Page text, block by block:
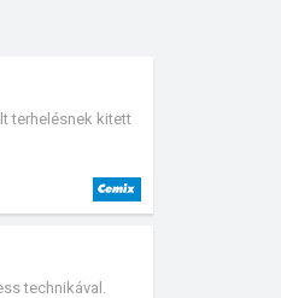
terhelésnek kitett
technikával.